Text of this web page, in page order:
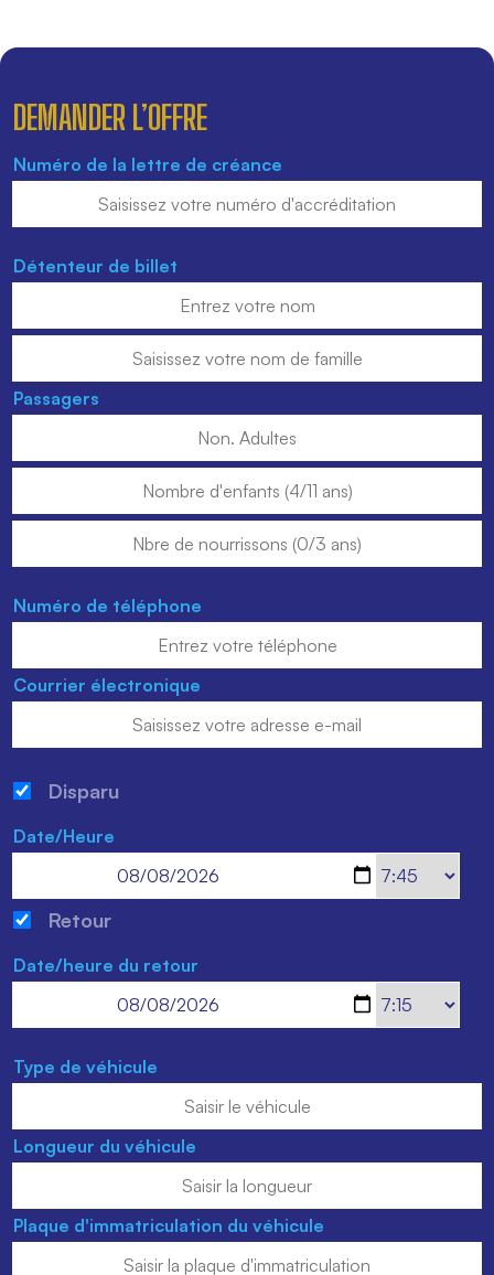
DEMANDER L’OFFRE
Numéro de la lettre de créance
Détenteur de billet
Passagers
Numéro de téléphone
Courrier électronique
Disparu
Date/Heure
Retour
Date/heure du retour
Type de véhicule
Longueur du véhicule
Plaque d'immatriculation du véhicule